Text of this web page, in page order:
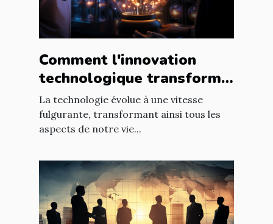
Comment l'innovation
technologique transforme
les entreprises à l'échelle
mondiale
La technologie évolue à une vitesse
fulgurante, transformant ainsi tous les
aspects de notre vie...